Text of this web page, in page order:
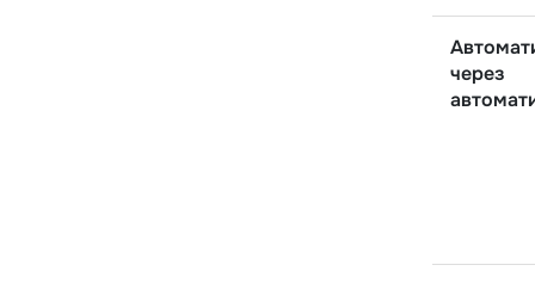
через